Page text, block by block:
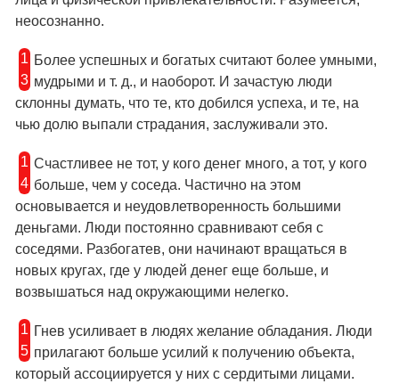
неосознанно.
1
3
Более успешных и богатых считают более умными,
мудрыми и т. д., и наоборот. И зачастую люди
склонны думать, что те, кто добился успеха, и те, на
чью долю выпали страдания, заслуживали это.
1
4
Счастливее не тот, у кого денег много, а тот, у кого
больше, чем у соседа. Частично на этом
основывается и неудовлетворенность большими
деньгами. Люди постоянно сравнивают себя с
соседями. Разбогатев, они начинают вращаться в
новых кругах, где у людей денег еще больше, и
возвышаться над окружающими нелегко.
1
5
Гнев усиливает в людях желание обладания. Люди
прилагают больше усилий к получению объекта,
который ассоциируется у них с сердитыми лицами.